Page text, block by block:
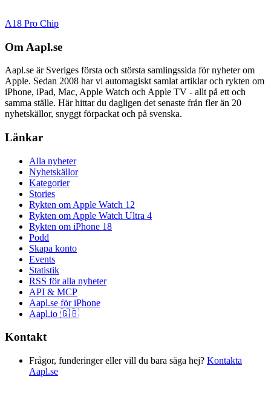
A18 Pro Chip
Om Aapl.se
Aapl.se är Sveriges första och största samlingssida för nyheter om
Apple. Sedan 2008 har vi automagiskt samlat artiklar och rykten om
iPhone, iPad, Mac, Apple Watch och Apple TV - allt på ett och
samma ställe. Här hittar du dagligen det senaste från fler än 20
nyhetskällor, snyggt förpackat och på svenska.
Länkar
Alla nyheter
Nyhetskällor
Kategorier
Stories
Rykten om Apple Watch 12
Rykten om Apple Watch Ultra 4
Rykten om iPhone 18
Podd
Skapa konto
Events
Statistik
RSS för alla nyheter
API & MCP
Aapl.se för iPhone
Aapl.io 🇬🇧
Kontakt
Frågor, funderinger eller vill du bara säga hej? Kontakta
Aapl.se